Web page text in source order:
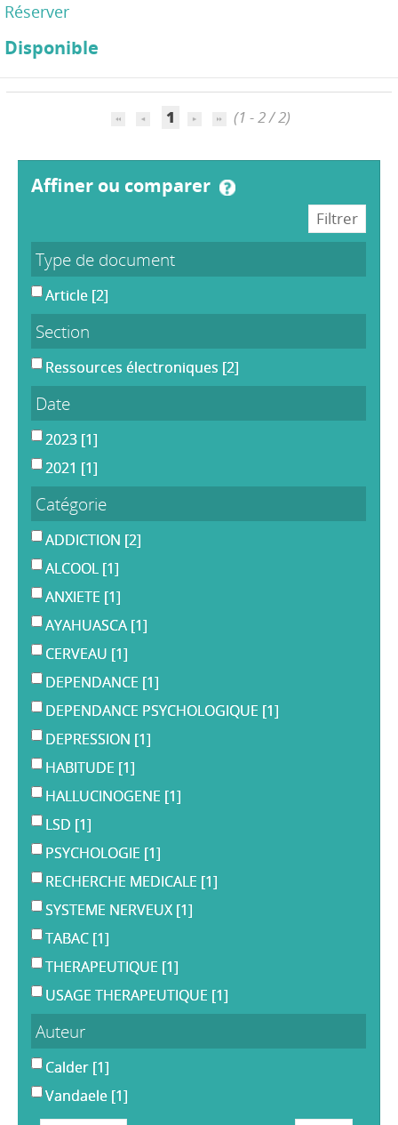
Réserver
Disponible
1 (1 - 2 / 2)
affiner ou comparer
Type de document
Article [2]
Section
Ressources électroniques [2]
Date
2023 [1]
2021 [1]
Catégorie
ADDICTION [2]
ALCOOL [1]
ANXIETE [1]
AYAHUASCA [1]
CERVEAU [1]
DEPENDANCE [1]
DEPENDANCE PSYCHOLOGIQUE [1]
DEPRESSION [1]
HABITUDE [1]
HALLUCINOGENE [1]
LSD [1]
PSYCHOLOGIE [1]
RECHERCHE MEDICALE [1]
SYSTEME NERVEUX [1]
TABAC [1]
THERAPEUTIQUE [1]
USAGE THERAPEUTIQUE [1]
Auteur
Calder [1]
Vandaele [1]